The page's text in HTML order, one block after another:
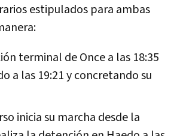
estipulados para ambas
terminal de Once a las 18:35
a las 19:21 y concretando su
inicia su marcha desde la